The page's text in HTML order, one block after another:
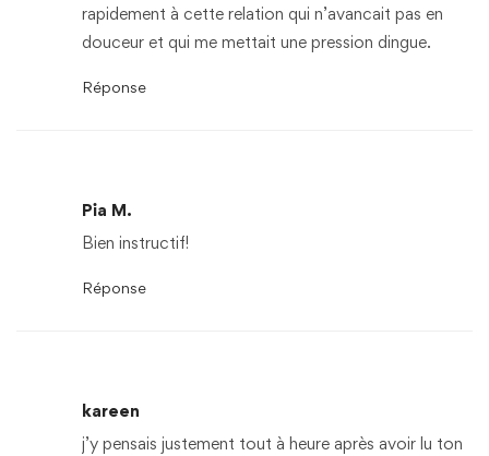
rapidement à cette relation qui n’avancait pas en
douceur et qui me mettait une pression dingue.
Réponse
Pia M.
Bien instructif!
Réponse
kareen
j’y pensais justement tout à heure après avoir lu ton